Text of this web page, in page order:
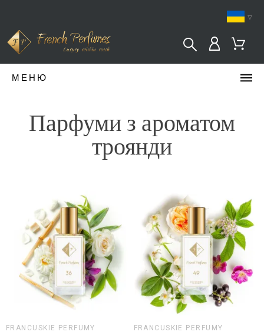
МЕНЮ
Парфуми з ароматом
троянди
FRANCUSKIE PERFUMY FRANCUSKIE PERFUMY
▿